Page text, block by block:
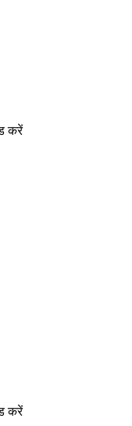
करें
करें